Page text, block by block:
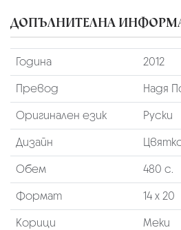
ДОПЪЛНИТЕЛНА
Година
2012
Превод
Надя
Оригинален език
Руски
Дизайн
Обем
480 с.
Формат
14 х 20
Корици
Меки